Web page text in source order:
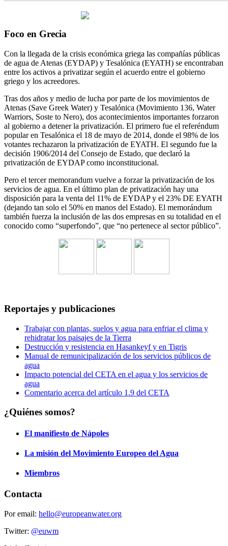
Foco en Grecia
Con la llegada de la crisis económica griega las compañías públicas
de agua de Atenas (EYDAP) y Tesalónica (EYATH) se encontraban
entre los activos a privatizar según el acuerdo entre el gobierno
griego y los acreedores.
Tras dos años y medio de lucha por parte de los movimientos de
Atenas (Save Greek Water) y Tesalónica (Movimiento 136, Water
Warriors, Soste to Nero), dos acontecimientos importantes forzaron
al gobierno a detener la privatización. El primero fue el referéndum
popular en Tesalónica el 18 de mayo de 2014, donde el 98% de los
votantes rechazaron la privatización de EYATH. El segundo fue la
decisión 1906/2014 del Consejo de Estado, que declaró la
privatización de EYDAP como inconstitucional.
Pero el tercer memorandum vuelve a forzar la privatización de los
servicios de agua. En el último plan de privatización hay una
disposición para la venta del 11% de EYDAP y el 23% DE EYATH
(dejando tan solo el 50% en manos del Estado). El memorándum
también fuerza la inclusión de las dos empresas en su totalidad en el
conocido como “superfondo”, que “no pertenece al sector público”.
Reportajes y publicaciones
Trabajar con plantas, suelos y agua para enfriar el clima y
rehidratar los paisajes de la Tierra
Destrucción y resistencia en Hasankeyf y en Tigris
Manual de remunicipalización de los servicios públicos de
agua
Impacto potencial del CETA en el agua y los servicios de
agua
Comentario acerca del artículo 1.9 del CETA
¿Quiénes somos?
El manifiesto de Nápoles
La misión del Movimiento Europeo del Agua
Miembros
Contacta
Por email: hello@europeanwater.org
Twitter: @euwm